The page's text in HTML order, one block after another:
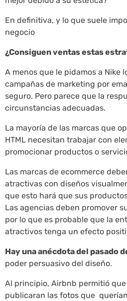
En definitiva, y lo que suele
negocio
¿Consiguen ventas estas
A menos que le pidamos a Nike
campañas de marketing por
seguro. Pero parece que la
circunstancias adecuadas.
La mayoría de las marcas que
HTML necesitan trabajar con
promocionar productos o
Las marcas de ecommerce
atractivas con diseños
que esto hará que sus
Las agencias deben promover
por lo que es probable que la
atractivos tenga un efecto
Hay una anécdota del pasado
poder persuasivo del diseño.
Al principio, Airbnb permitió
publicaran las fotos que